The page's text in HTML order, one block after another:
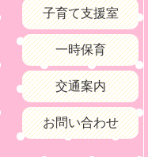
子育て支援室
一時保育
交通案内
お問い合わせ